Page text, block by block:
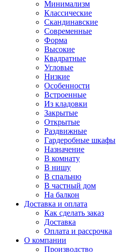
Минимализм
Классические
Скандинавские
Современные
Форма
Высокие
Квадратные
Угловые
Низкие
Особенности
Встроенные
Из кладовки
Закрытые
Открытые
Раздвижные
Гардеробные шкафы
Назначение
В комнату
В нишу
В спальню
В частный дом
На балкон
Доставка и оплата
Как сделать заказ
Доставка
Оплата и рассрочка
О компании
Производство